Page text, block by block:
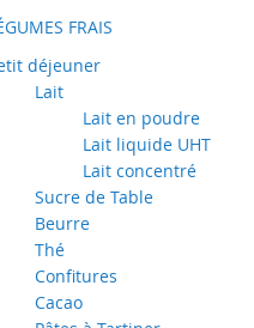
FRAIS
déjeuner
Lait
Lait en poudre
Lait liquide UHT
Lait concentré
Sucre de Table
Beurre
Thé
Confitures
Cacao